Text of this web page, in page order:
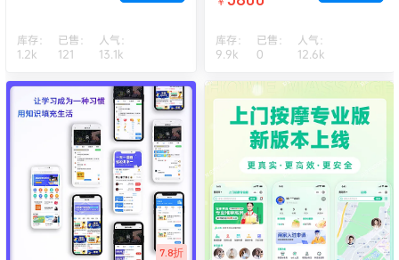
库存：
1.2k
已售：
121
人气：
13.1k
库存：
9.9k
已售：
0
人气：
12.6k
7.8折